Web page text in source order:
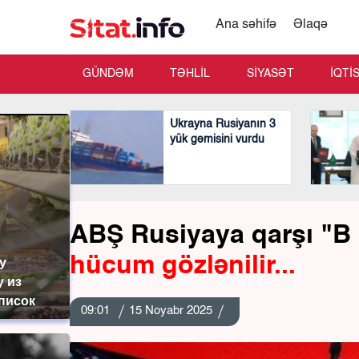
из
Ana səhifə Əlaqə
GÜNDƏM TƏHLİL SİYASƏT
Ukrayna Rusiyanın 3
yük gəmisini vurdu
ABŞ Rusiyaya qarşı
hücum gözlənilir...
09:01 15 Noyabr 2025